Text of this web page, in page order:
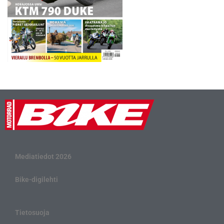
Mediatiedot 2026
Bike-digilehti
Tietosuoja